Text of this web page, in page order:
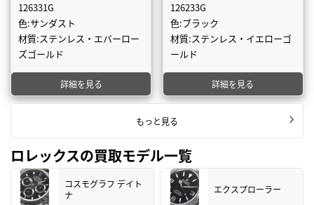
126331G
色:サンダスト
材質:ステンレス・エバーロー
ズゴールド
詳細を見る
126233G
色:ブラック
材質:ステンレス・イエローゴ
ールド
詳細を見る
もっと見る
ロレックスの買取モデル一覧
コスモグラフ デイト
ナ
エクスプローラー